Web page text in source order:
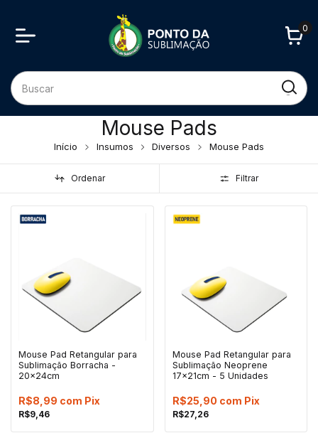
0
Mouse Pads
Início Insumos Diversos Mouse Pads
Ordenar Filtrar
Mouse Pad Retangular para
Sublimação Borracha -
20x24cm
R$9,46
R$8,99 com Pix
Mouse Pad Retangular para
Sublimação Neoprene
17x21cm - 5 Unidades
R$27,26
R$25,90 com Pix